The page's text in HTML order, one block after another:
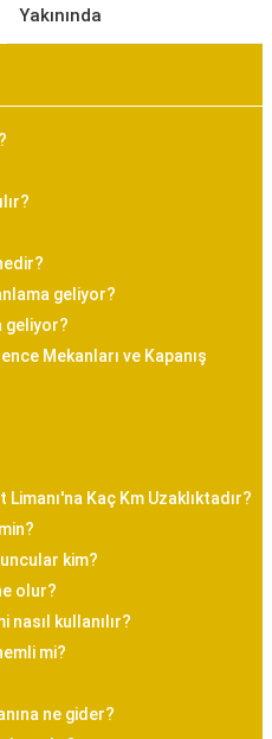
Yakınında
geliyor?
geliyor?
Mekanları ve Kapanış
Kaç Km Uzaklıktadır?
kim?
olur?
nasıl kullanılır?
mi?
ne gider?